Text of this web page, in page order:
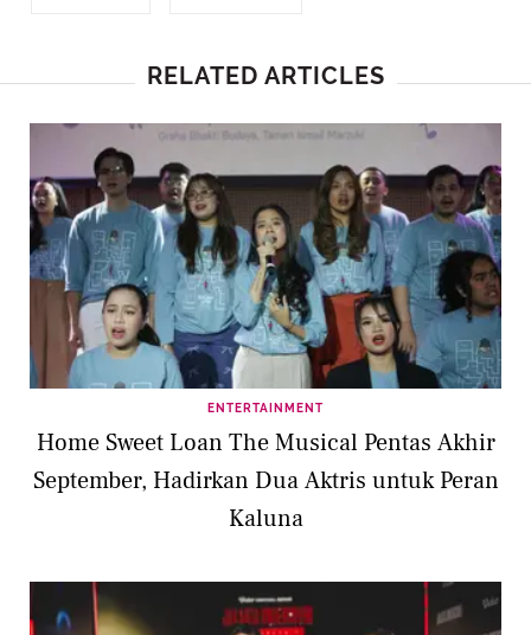
RELATED ARTICLES
ENTERTAINMENT
Home Sweet Loan The Musical Pentas Akhir
September, Hadirkan Dua Aktris untuk Peran
Kaluna